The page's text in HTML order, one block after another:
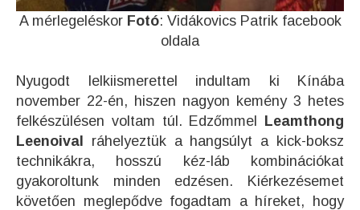
A mérlegeléskor Fotó: Vidákovics Patrik facebook
oldala
Nyugodt lelkiismerettel indultam ki Kínába
november 22-én, hiszen nagyon kemény 3 hetes
felkészülésen voltam túl. Edzőmmel
Leamthong
Leenoival
ráhelyeztük a hangsúlyt a kick-boksz
technikákra, hosszú kéz-láb kombinációkat
gyakoroltunk minden edzésen. Kiérkezésemet
követően meglepődve fogadtam a híreket, hogy